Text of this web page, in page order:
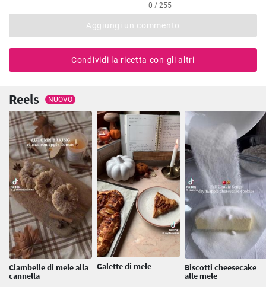
0 / 255
Aggiungi un commento
Condividi la ricetta con gli altri
Reels NUOVO
Ciambelle di mele alla
cannella
Galette di mele Biscotti cheesecake
alle mele